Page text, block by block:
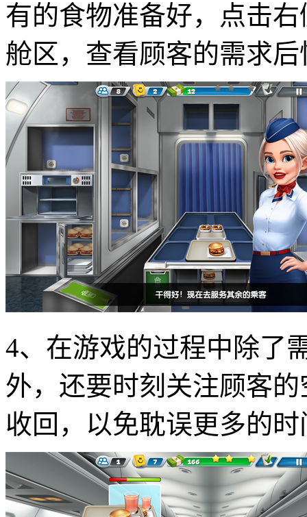
有的食物准备好，点击
舱区，查看顾客的需求
4、在游戏的过程中除了
外，还要时刻关注顾客
收回，以免耽误更多的时